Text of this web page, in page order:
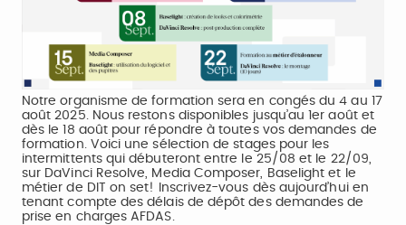
Notre organisme de formation sera en congés du 4 au 17
août 2025. Nous restons disponibles jusqu’au 1er août et
dès le 18 août pour répondre à toutes vos demandes de
formation. Voici une sélection de stages pour les
intermittents qui débuteront entre le 25/08 et le 22/09,
sur DaVinci Resolve, Media Composer, Baselight et le
métier de DIT on set! Inscrivez-vous dès aujourd’hui en
tenant compte des délais de dépôt des demandes de
prise en charges AFDAS.